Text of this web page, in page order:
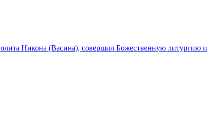
Никона (Васина), совершил Божественную литургию и